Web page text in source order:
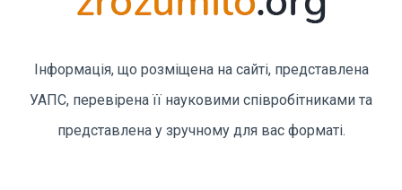
Інформація, що розміщена на сайті, представлена
УАПС, перевірена її науковими співробітниками та
представлена у зручному для вас форматі.